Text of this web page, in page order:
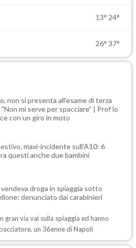
13° 24°
26° 37°
non si presenta all'esame di terza
"Non mi serve per spacciare" | Prof lo
con un giro in moto
maxi-incidente sull'A10: 6
questi anche due bambini
vendeva droga in spiaggia sotto
denunciato dai carabinieri
gran via vai sulla spiaggia ed hanno
un 36enne di Napoli